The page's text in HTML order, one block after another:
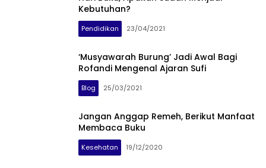
Kebutuhan?
Pendidikan 23/04/2021
‘Musyawarah Burung’ Jadi Awal Bagi
Rofandi Mengenal Ajaran Sufi
Blog 25/03/2021
Jangan Anggap Remeh, Berikut Manfaat
Membaca Buku
Kesehatan 19/12/2020